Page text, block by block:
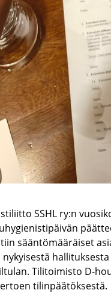
SSHL ry:n
sääntömääräiset
Tilitoimisto D-
tilinpäätöksestä.